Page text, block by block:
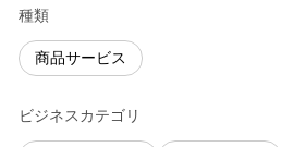
種類
商品サービス
ビジネスカテゴリ